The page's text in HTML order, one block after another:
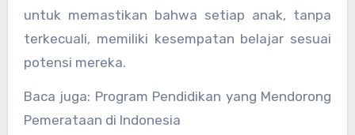
untuk memastikan bahwa setiap anak, tanpa
terkecuali, memiliki kesempatan belajar sesuai
potensi mereka.
Baca juga: Program Pendidikan yang Mendorong
Pemerataan di Indonesia